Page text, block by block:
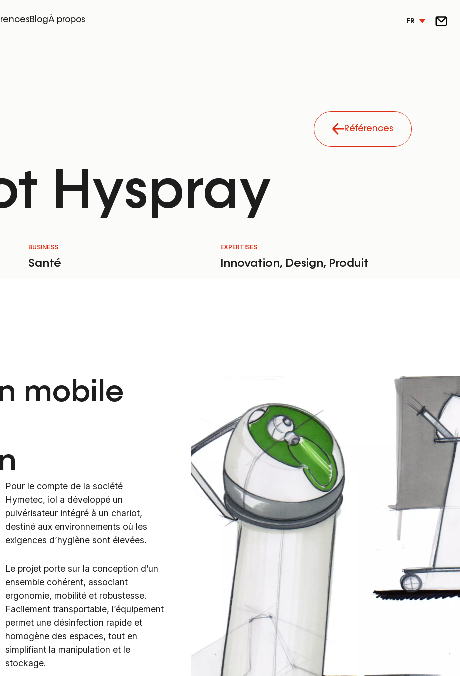
BlogÀ propos FR
Références
Hyspray
BUSINESS
Santé
EXPERTISES
Innovation, Design, Produit
mobile
Pour le compte de la société
Hymetec, iol a développé un
pulvérisateur intégré à un chariot,
destiné aux environnements où les
exigences d’hygiène sont élevées.
Le projet porte sur la conception d’un
ensemble cohérent, associant
ergonomie, mobilité et robustesse.
Facilement transportable, l’équipement
permet une désinfection rapide et
homogène des espaces, tout en
simplifiant la manipulation et le
stockage.